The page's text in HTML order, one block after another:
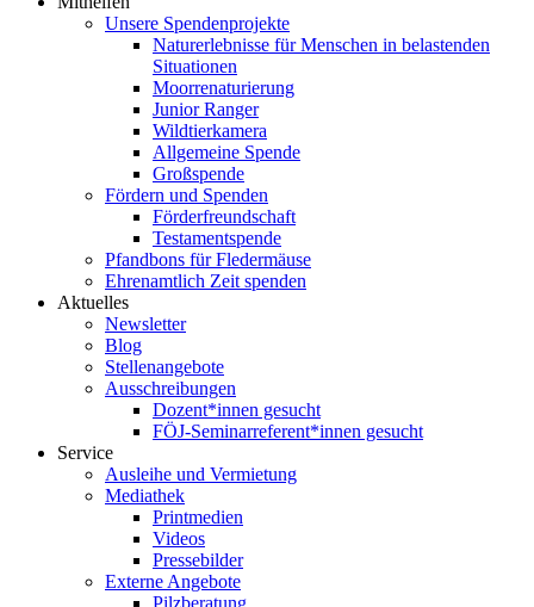
Unsere Spendenprojekte
Naturerlebnisse für Menschen in belastenden
Situationen
Moorrenaturierung
Junior Ranger
Wildtierkamera
Allgemeine Spende
Großspende
Fördern und Spenden
Förderfreundschaft
Testamentspende
Pfandbons für Fledermäuse
Ehrenamtlich Zeit spenden
Aktuelles
Newsletter
Blog
Stellenangebote
Ausschreibungen
Dozent*innen gesucht
FÖJ-Seminarreferent*innen gesucht
Service
Ausleihe und Vermietung
Mediathek
Printmedien
Videos
Pressebilder
Externe Angebote
Pilzberatung